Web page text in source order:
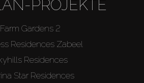
PROJEKTE
Farm Gardens 2
Residences Zabeel
Residences
Star Residences